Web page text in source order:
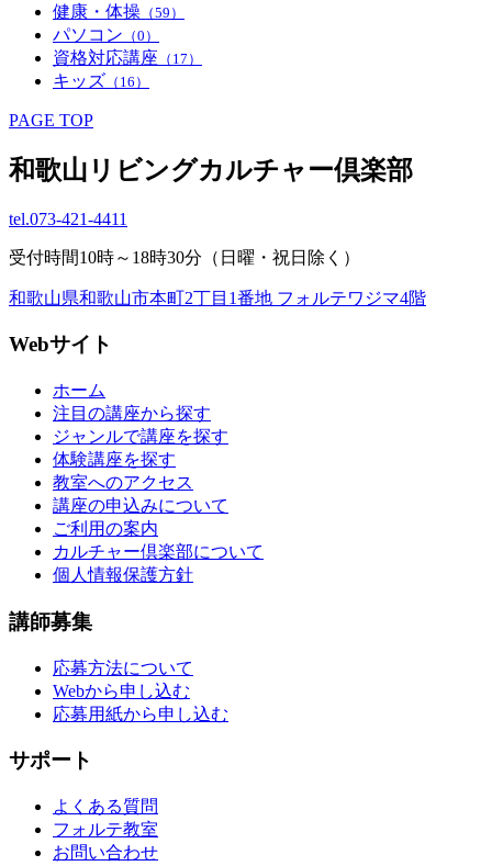
健康・体操 （59）
パソコン （0）
資格対応講座 （17）
キッズ （16）
PAGE TOP
和歌山リビングカルチャー倶楽部
tel.073-421-4411
受付時間10時～18時30分（日曜・祝日除く）
和歌山県和歌山市本町2丁目1番地 フォルテワジマ4階
Webサイト
ホーム
注目の講座から探す
ジャンルで講座を探す
体験講座を探す
教室へのアクセス
講座の申込みについて
ご利用の案内
カルチャー倶楽部について
個人情報保護方針
講師募集
応募方法について
Webから申し込む
応募用紙から申し込む
サポート
よくある質問
フォルテ教室
お問い合わせ